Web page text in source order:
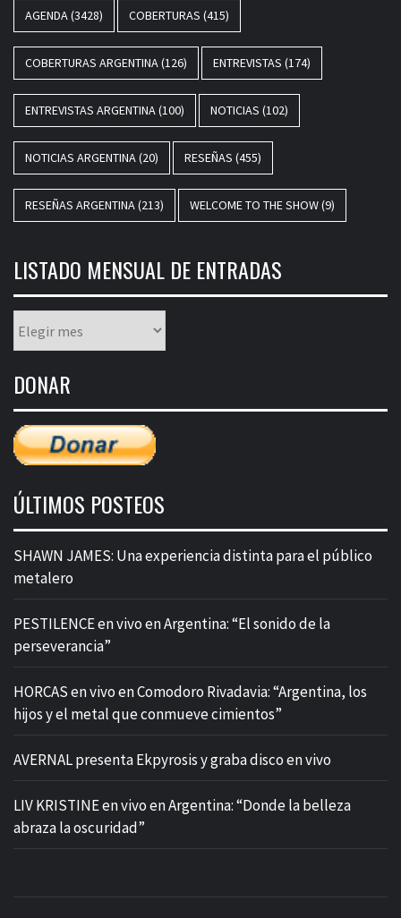
AGENDA(3428) COBERTURAS (415)
COBERTURAS ARGENTINA(126) ENTREVISTAS (174)
ENTREVISTAS ARGENTINA(100) NOTICIAS (102)
NOTICIAS ARGENTINA(20) RESEÑAS (455)
RESEÑAS ARGENTINA(213) WELCOME TO THE SHOW(9)
LISTADO MENSUAL DE ENTRADAS
mensual
entradas
DONAR
ÚLTIMOS POSTEOS
SHAWN JAMES: Una experiencia distinta para el público
metalero
PESTILENCE en vivo en Argentina: “El sonido de la
perseverancia”
HORCAS en vivo en Comodoro Rivadavia: “Argentina, los
hijos y el metal que conmueve cimientos”
AVERNAL presenta Ekpyrosis y graba disco en vivo
LIV KRISTINE en vivo en Argentina: “Donde la belleza
abraza la oscuridad”